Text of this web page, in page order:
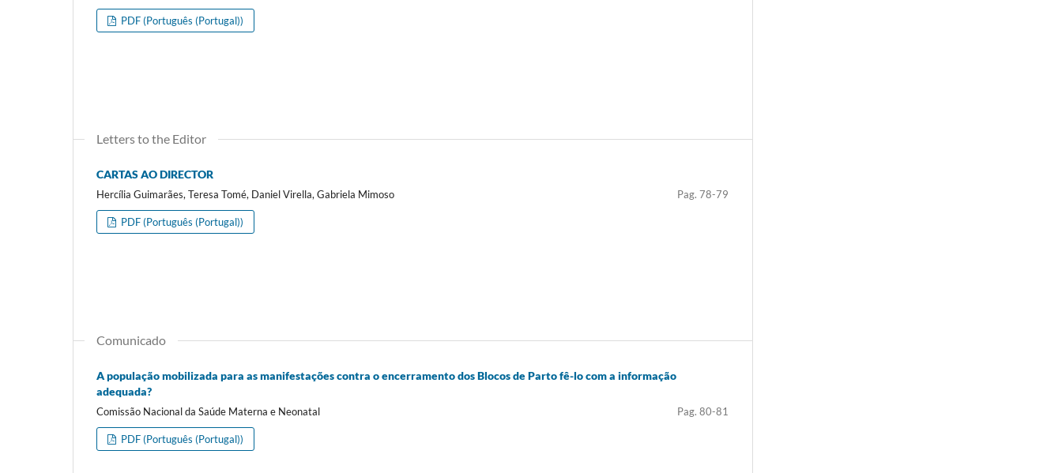
PDF (Português (Portugal))
Letters to the Editor
CARTAS AO DIRECTOR
Hercília Guimarães, Teresa Tomé, Daniel Virella, Gabriela Mimoso Pag. 78-79
PDF (Português (Portugal))
Comunicado
A população mobilizada para as manifestações contra o encerramento dos Blocos de Parto fê-lo com a informação
adequada?
Comissão Nacional da Saúde Materna e Neonatal Pag. 80-81
PDF (Português (Portugal))